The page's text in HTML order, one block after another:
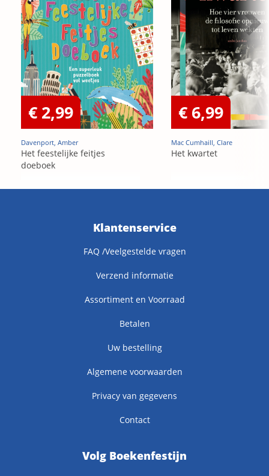
€ 2,99
Davenport, Amber
Het feestelijke feitjes
doeboek
€ 6,99
Mac Cumhaill, Clare
Het kwartet
Klantenservice
FAQ /Veelgestelde vragen
Verzend informatie
Assortiment en Voorraad
Betalen
Uw bestelling
Algemene voorwaarden
Privacy van gegevens
Contact
Volg Boekenfestijn